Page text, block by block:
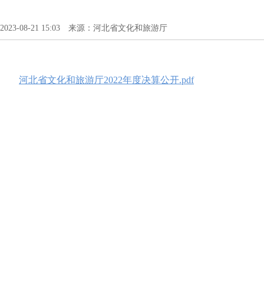
2023-08-21 15:03 来源：河北省文化和旅游厅
河北省文化和旅游厅2022年度决算公开.pdf